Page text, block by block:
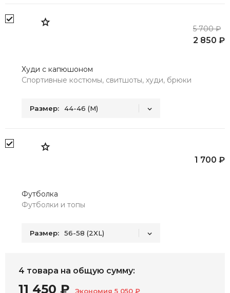
Худи с капюшоном
Спортивные костюмы, свитшоты, худи, брюки
Размер: 44-46 (M)
5 700 ₽
2 850 ₽
Футболка
Футболки и топы
Размер: 56-58 (2XL)
1 700 ₽
4 товара на общую сумму:
Экономия 5 050 ₽
11 450 ₽